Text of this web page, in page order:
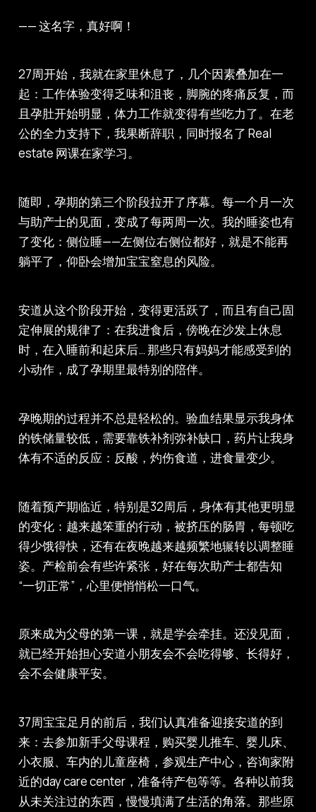
—— 这名字，真好啊！
27周开始，我就在家里休息了，几个因素叠加在一
起：工作体验变得乏味和沮丧，脚腕的疼痛反复，而
且孕肚开始明显，体力工作就变得有些吃力了。在老
公的全力支持下，我果断辞职，同时报名了 Real
estate 网课在家学习。
随即，孕期的第三个阶段拉开了序幕。每一个月一次
与助产士的见面，变成了每两周一次。我的睡姿也有
了变化：侧位睡——左侧位右侧位都好，就是不能再
躺平了，仰卧会增加宝宝窒息的风险。
安道从这个阶段开始，变得更活跃了，而且有自己固
定伸展的规律了：在我进食后，傍晚在沙发上休息
时，在入睡前和起床后… 那些只有妈妈才能感受到的
小动作，成了孕期里最特别的陪伴。
孕晚期的过程并不总是轻松的。验血结果显示我身体
的铁储量较低，需要靠铁补剂弥补缺口，药片让我身
体有不适的反应：反酸，灼伤食道，进食量变少。
随着预产期临近，特别是32周后，身体有其他更明显
的变化：越来越笨重的行动，被挤压的肠胃，每顿吃
得少饿得快，还有在夜晚越来越频繁地辗转以调整睡
姿。产检前会有些许紧张，好在每次助产士都告知
“一切正常”，心里便悄悄松一口气。
原来成为父母的第一课，就是学会牵挂。还没见面，
就已经开始担心安道小朋友会不会吃得够、长得好，
会不会健康平安。
37周宝宝足月的前后，我们认真准备迎接安道的到
来：去参加新手父母课程，购买婴儿推车、婴儿床、
小衣服、车内的儿童座椅，参观生产中心，咨询家附
近的day care center，准备待产包等等。各种以前我
从未关注过的东西，慢慢填满了生活的角落。那些原